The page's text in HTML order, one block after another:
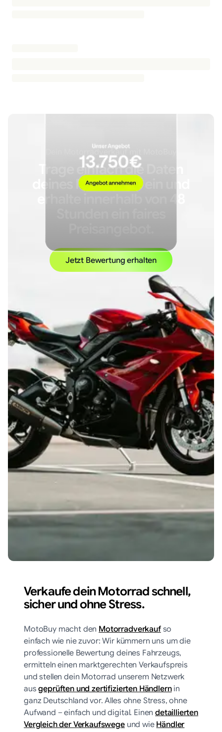
Dein Motorradverkauf mit MotoBuy
Trage einfach die Daten
deines Motorrads ein und
erhalte innerhalb von 48
Jetzt Bewertung erhalten
Verkaufe dein Motorrad schnell,
sicher und ohne Stress.
MotoBuy macht denMotorradverkaufso
einfach wie nie zuvor: Wir kümmern uns um die
professionelle Bewertung deines Fahrzeugs,
ermitteln einen marktgerechten Verkaufspreis
und stellen dein Motorrad unserem Netzwerk
ausgeprüften und zertifizierten Händlernin
ganz Deutschland vor. Alles ohne Stress, ohne
Aufwand – einfach und digital. Einendetaillierten
Vergleich der Verkaufswegeund wieHändler